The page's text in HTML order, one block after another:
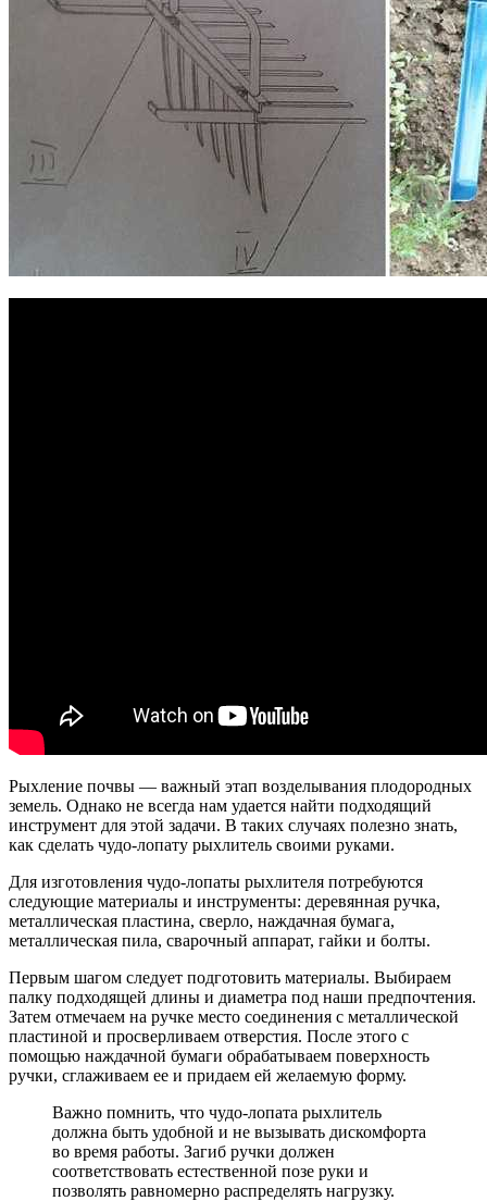
Рыхление почвы — важный этап возделывания плодородных
земель. Однако не всегда нам удается найти подходящий
инструмент для этой задачи. В таких случаях полезно знать,
как сделать чудо-лопату рыхлитель своими руками.
Для изготовления чудо-лопаты рыхлителя потребуются
следующие материалы и инструменты: деревянная ручка,
металлическая пластина, сверло, наждачная бумага,
металлическая пила, сварочный аппарат, гайки и болты.
Первым шагом следует подготовить материалы. Выбираем
палку подходящей длины и диаметра под наши предпочтения.
Затем отмечаем на ручке место соединения с металлической
пластиной и просверливаем отверстия. После этого с
помощью наждачной бумаги обрабатываем поверхность
ручки, сглаживаем ее и придаем ей желаемую форму.
Важно помнить, что чудо-лопата рыхлитель
должна быть удобной и не вызывать дискомфорта
во время работы. Загиб ручки должен
соответствовать естественной позе руки и
позволять равномерно распределять нагрузку.